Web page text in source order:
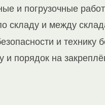
и погрузочные
складу и между
и технику
и порядок на